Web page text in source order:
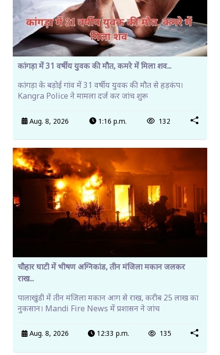
कांगड़ा में 31 वर्षीय युवक की मौत, कमरे में मिला शव...
कांगड़ा के बड़ोई गांव में 31 वर्षीय युवक की मौत से हड़कंप।
Kangra Police ने मामला दर्ज कर जांच शुरू
Aug. 8, 2026 1:16 p.m. 132
चौहार घाटी में भीषण अग्निकांड, तीन मंजिला मकान जलकर
राख...
पालाखुंडी में तीन मंजिला मकान आग से राख, करीब 25 लाख का
नुकसान। Mandi Fire News में प्रशासन ने जांच
Aug. 8, 2026 12:33 p.m. 135